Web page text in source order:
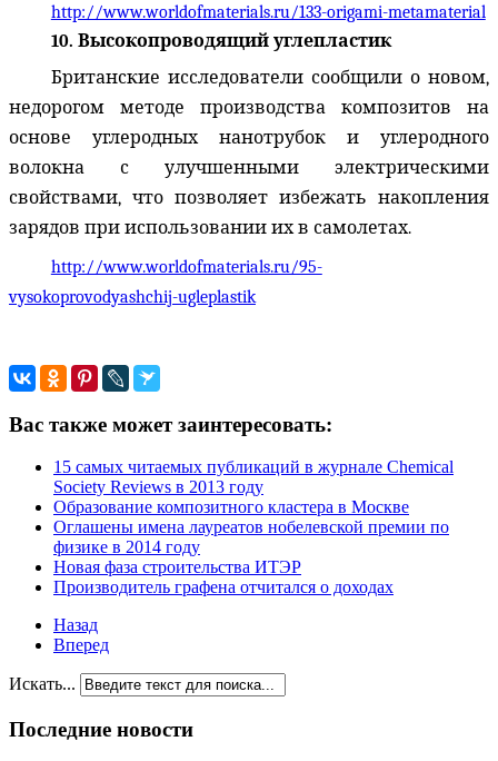
http://www.worldofmaterials.ru/133-origami-metamaterial
10. Высокопроводящий углепластик
Британские исследователи сообщили о новом,
недорогом методе производства композитов на
основе углеродных нанотрубок и углеродного
волокна с улучшенными электрическими
свойствами, что позволяет избежать накопления
зарядов при использовании их в самолетах.
http://www.worldofmaterials.ru/95-
vysokoprovodyashchij-ugleplastik
Вас также может заинтересовать:
15 самых читаемых публикаций в журнале Chemical
Society Reviews в 2013 году
Образование композитного кластера в Москве
Оглашены имена лауреатов нобелевской премии по
физике в 2014 году
Новая фаза строительства ИТЭР
Производитель графена отчитался о доходах
Назад
Вперед
Искать...
Последние новости